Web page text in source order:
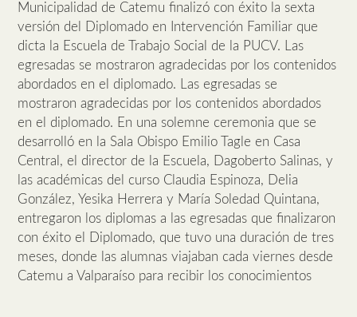
Municipalidad de Catemu finalizó con éxito la sexta
versión del Diplomado en Intervención Familiar que
dicta la Escuela de Trabajo Social de la PUCV. Las
egresadas se mostraron agradecidas por los contenidos
abordados en el diplomado. Las egresadas se
mostraron agradecidas por los contenidos abordados
en el diplomado. En una solemne ceremonia que se
desarrolló en la Sala Obispo Emilio Tagle en Casa
Central, el director de la Escuela, Dagoberto Salinas, y
las académicas del curso Claudia Espinoza, Delia
González, Yesika Herrera y María Soledad Quintana,
entregaron los diplomas a las egresadas que finalizaron
con éxito el Diplomado, que tuvo una duración de tres
meses, donde las alumnas viajaban cada viernes desde
Catemu a Valparaíso para recibir los conocimientos